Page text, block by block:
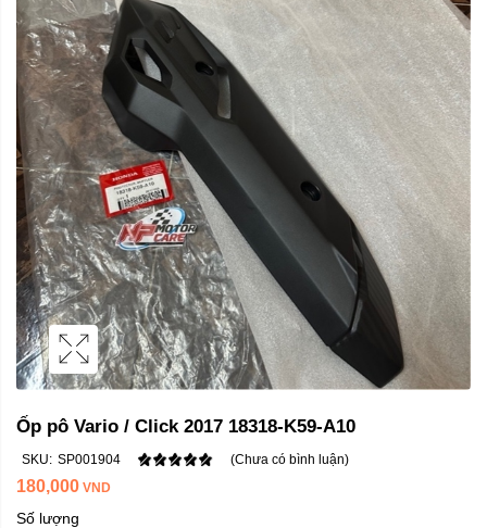
Ốp pô Vario / Click 2017 18318-K59-A10
SKU: SP001904 (Chưa có bình luận)
180,000 VND
Số lượng